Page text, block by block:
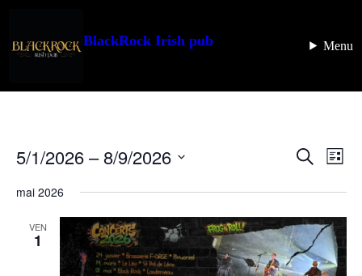
BlackRock Irish pub Menu
de
vues
Recherche
vues
Liste
5/1/2026 – 8/9/2026
une
mai 2026
VEN
1